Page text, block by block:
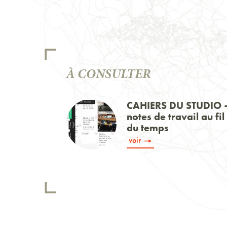
À CONSULTER
CAHIERS DU STUDIO
notes de travail au fil
du temps
voir